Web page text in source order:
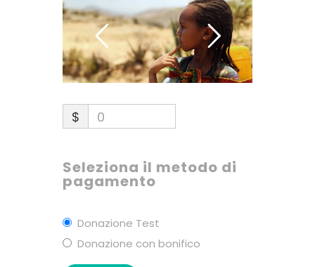
$ 0
Seleziona il metodo di
pagamento
Donazione Test
Donazione con bonifico